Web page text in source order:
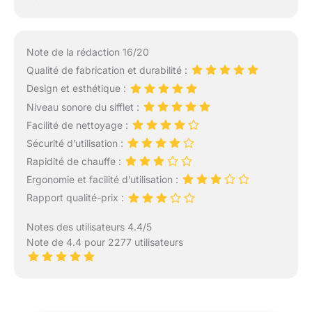
Note de la rédaction 16/20
Qualité de fabrication et durabilité :
Design et esthétique :
Niveau sonore du sifflet :
Facilité de nettoyage :
Sécurité d’utilisation :
Rapidité de chauffe :
Ergonomie et facilité d’utilisation :
Rapport qualité-prix :
Notes des utilisateurs 4.4/5
Note de 4.4 pour 2277 utilisateurs